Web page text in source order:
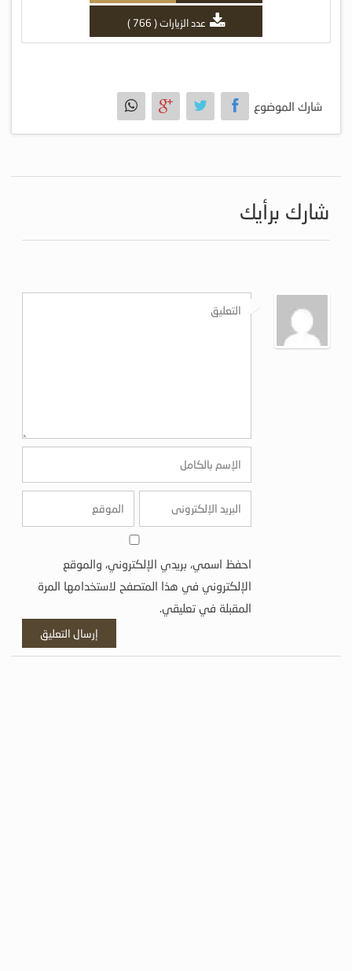
عدد الزيارات ( 766 )
شارك الموضوع
شارك برأيك
احفظ اسمي، بريدي الإلكتروني، والموقع
الإلكتروني في هذا المتصفح لاستخدامها المرة
المقبلة في تعليقي.